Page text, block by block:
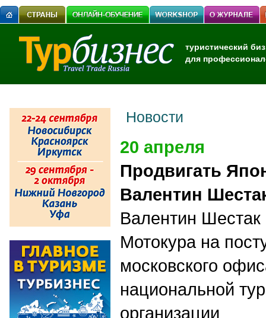
туристический
для
Новости
20 апреля
Продвигать
Валентин
Валентин
Мотокура на
московского
национальной
организации